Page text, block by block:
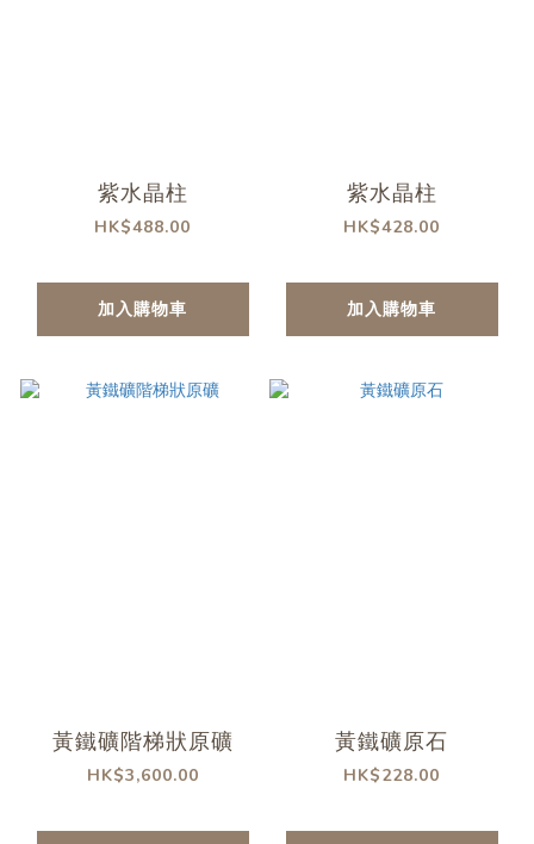
紫水晶柱
HK$488.00
加入購物車
紫水晶柱
HK$428.00
加入購物車
黃鐵礦階梯狀原礦
HK$3,600.00
黃鐵礦原石
HK$228.00